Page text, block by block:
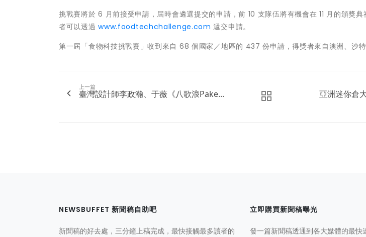
挑戰賽將於 6 月前接受申請，屆時會遴選提交的申請，前 10 支隊伍將有機會在 11 月的頒獎
者可以透過www.foodtechchallenge.com 遞交申請。
第一屆「食物科技挑戰賽」收到來自 68 個國家／地區的 437 份申請，得獎者來自澳洲、沙特
上一篇
臺灣設計師李政瀚、于薇《八歌浪Pake... 亞洲迷你倉
NEWSBUFFET 新聞稿自助吧
新聞稿的好去處，三分鐘上稿完成，最快接觸最多讀者的
立即購買新聞稿曝光
發一篇新聞稿透通到各大媒體的最快